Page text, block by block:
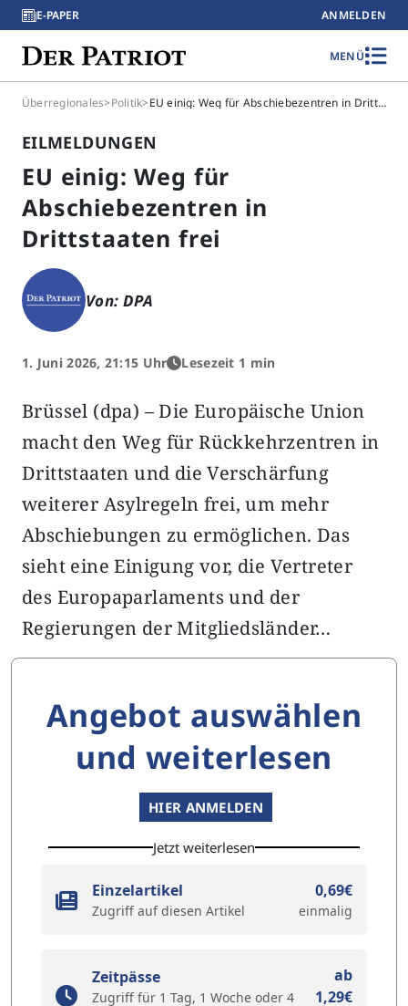
E-PAPER ANMELDEN
MENÜ
Überregionales>Politik> EU einig: Weg für Abschiebezentren in Drittstaaten frei
EILMELDUNGEN
EU einig: Weg für
Abschiebezentren in
Drittstaaten frei
Von: DPA
1. Juni 2026, 21:15 Uhr Lesezeit 1 min
Brüssel (dpa) – Die Europäische Union
macht den Weg für Rückkehrzentren in
Drittstaaten und die Verschärfung
weiterer Asylregeln frei, um mehr
Abschiebungen zu ermöglichen. Das
sieht eine Einigung vor, die Vertreter
des Europaparlaments und der
Regierungen der Mitgliedsländer…
Angebot auswählen
und weiterlesen
HIER ANMELDEN
Jetzt weiterlesen
Einzelartikel
Zugriff auf diesen Artikel
0,69€
einmalig
Zeitpässe
Zugriff für 1 Tag, 1 Woche oder 4
ab
1,29€